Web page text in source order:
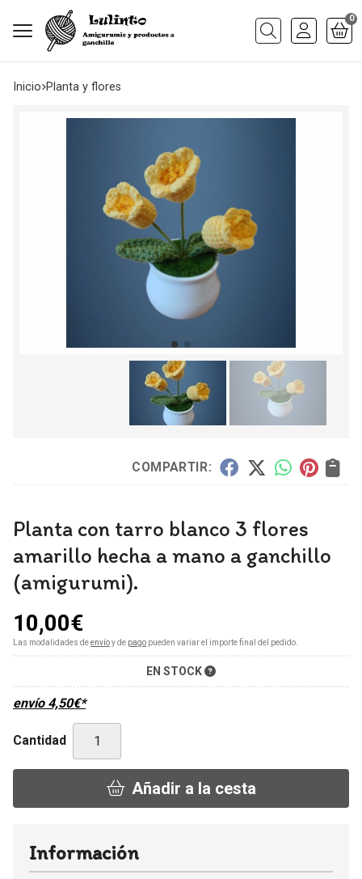
Buscar
0
Inicio planta y flores
COMPARTIR:
Planta con tarro blanco 3 flores
amarillo hecha a mano a ganchillo
(amigurumi).
10,00€
Las modalidades deenvíoy de pago pueden variar el importe final del pedido.
EN STOCK
envío 4,50€*
Cantidad
Añadir a la cesta
Información